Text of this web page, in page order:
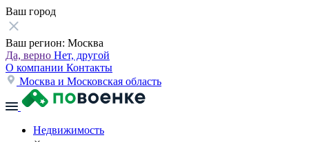
Ваш город
Ваш регион: Москва
Да, верно Нет, другой
О компании Контакты
Москва и Московская область
Недвижимость